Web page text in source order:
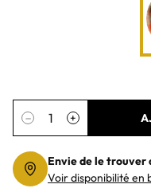
Quantité
− +
Envie de le trouver
Voir disponibilité en